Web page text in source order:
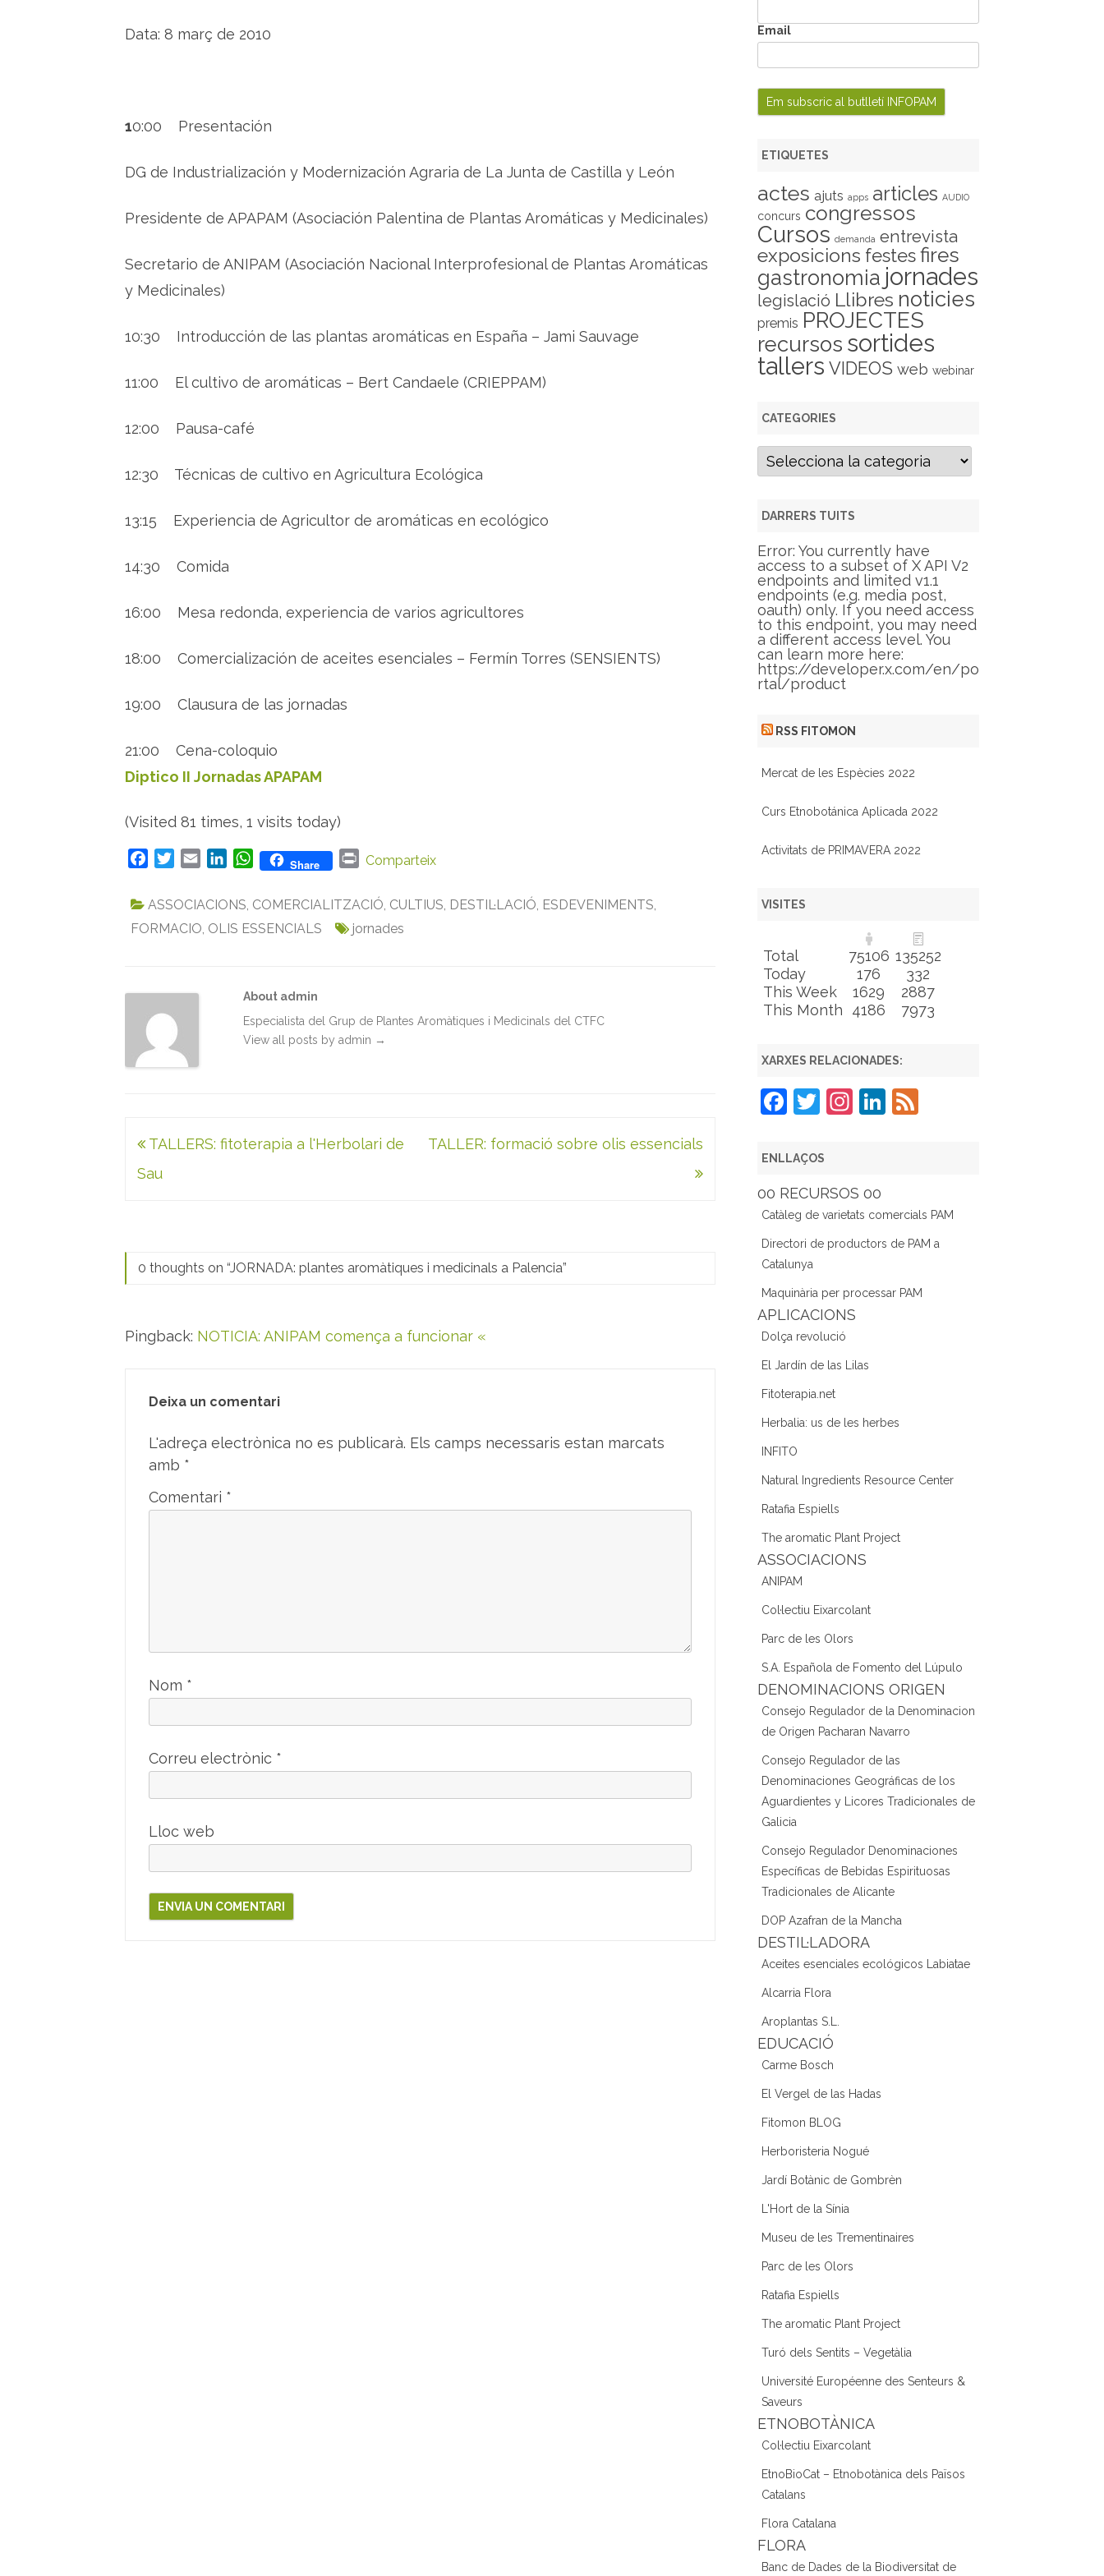
m
c
e
n
a
Data: 8 març de 2010
10:00 Presentación
DG de Industrialización y Modernización Agraria de La Junta de Castilla y León
Presidente de APAPAM (Asociación Palentina de Plantas Aromáticas y Medicinales)
Secretario de ANIPAM (Asociación Nacional Interprofesional de Plantas Aromáticas
y Medicinales)
10:30 Introducción de las plantas aromáticas en España – Jami Sauvage
11:00 El cultivo de aromáticas – Bert Candaele (CRIEPPAM)
12:00 Pausa-café
12:30 Técnicas de cultivo en Agricultura Ecológica
13:15 Experiencia de Agricultor de aromáticas en ecológico
14:30 Comida
16:00 Mesa redonda, experiencia de varios agricultores
18:00 Comercialización de aceites esenciales – Fermín Torres (SENSIENTS)
19:00 Clausura de las jornadas
21:00 Cena-coloquio
Diptico II Jornadas APAPAM
(Visited 81 times, 1 visits today)
c
b
k
i
t
a
l
n
e
W
a
s
p
Share
P
t
Comparteix
ASSOCIACIONS, COMERCIALITZACIÓ, CULTIUS, DESTIL·LACIÓ, ESDEVENIMENTS,
FORMACIO, OLIS ESSENCIALS jornades
About admin
Especialista del Grup de Plantes Aromàtiques i Medicinals del CTFC
View all posts by admin →
Navegació
d'entrades
TALLERS: fitoterapia a l'Herbolari de
Sau
TALLER: formació sobre olis essencials
0 thoughts on “JORNADA: plantes aromàtiques i medicinals a Palencia”
Pingback: NOTICIA: ANIPAM comença a funcionar «
Deixa un comentari
L'adreça electrònica no es publicarà. Els camps necessaris estan marcats
amb *
Comentari *
Nom *
Correu electrònic *
Lloc web
Email
ETIQUETES
actes ajuts apps articles AUDIO
concurs congressos
Cursos demanda entrevista
exposicions festes fires
gastronomia jornades
legislació Llibres noticies
premis PROJECTES
recursos sortides
tallers VIDEOS web webinar
CATEGORIES
C
g
r
i
e
s
DARRERS TUITS
Error: You currently have
access to a subset of X API V2
endpoints and limited v1.1
endpoints (e.g. media post,
oauth) only. If you need access
to this endpoint, you may need
a different access level. You
can learn more here:
https://developer.x.com/en/po
rtal/product
RSS FITOMON
Mercat de les Espècies 2022
Curs Etnobotánica Aplicada 2022
Activitats de PRIMAVERA 2022
VISITES
Total 75106 135252
Today
176
332
This Week
1629
2887
This Month
4186 7973
XARXES RELACIONADES:
F
c
e
b
o
o
k
T
itt
er
In
gr
a
m
Li
dI
n
F
ENLLAÇOS
00 RECURSOS 00
Catàleg de varietats comercials PAM
Directori de productors de PAM a
Catalunya
Maquinària per processar PAM
APLICACIONS
Dolça revolució
El Jardín de las Lilas
Fitoterapia.net
Herbalia: us de les herbes
INFITO
Natural Ingredients Resource Center
Ratafia Espiells
The aromatic Plant Project
ASSOCIACIONS
ANIPAM
Col·lectiu Eixarcolant
Parc de les Olors
S.A. Española de Fomento del Lúpulo
DENOMINACIONS ORIGEN
Consejo Regulador de la Denominacion
de Origen Pacharan Navarro
Consejo Regulador de las
Denominaciones Geográficas de los
Aguardientes y Licores Tradicionales de
Galicia
Consejo Regulador Denominaciones
Específicas de Bebidas Espirituosas
Tradicionales de Alicante
DOP Azafran de la Mancha
DESTIL·LADORA
Aceites esenciales ecológicos Labiatae
Alcarria Flora
Aroplantas S.L.
EDUCACIÓ
Carme Bosch
El Vergel de las Hadas
Fitomon BLOG
Herboristeria Nogué
Jardí Botànic de Gombrèn
L'Hort de la Sínia
Museu de les Trementinaires
Parc de les Olors
Ratafia Espiells
The aromatic Plant Project
Turó dels Sentits – Vegetàlia
Université Européenne des Senteurs &
Saveurs
ETNOBOTÀNICA
Col·lectiu Eixarcolant
EtnoBioCat – Etnobotànica dels Països
Catalans
Flora Catalana
FLORA
Banc de Dades de la Biodiversitat de